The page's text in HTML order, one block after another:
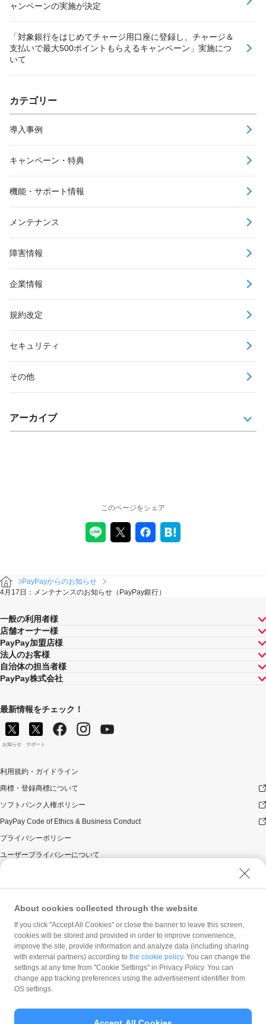
ャンペーンの実施が決定
「対象銀行をはじめてチャージ用口座に登録し、チャージ＆
支払いで最大500ポイントもらえるキャンペーン」実施につ
いて
カテゴリー
導入事例
キャンペーン・特典
機能・サポート情報
メンテナンス
障害情報
企業情報
規約改定
セキュリティ
その他
アーカイブ
このページをシェア
PayPayからのお知らせ
4月17日：メンテナンスのお知らせ（PayPay銀行）
一般の利用者様
店舗オーナー様
PayPay加盟店様
法人のお客様
自治体の担当者様
PayPay株式会社
最新情報をチェック！
お知らせ サポート
利用規約・ガイドライン
商標・登録商標について
ソフトバンク人権ポリシー
PayPay Code of Ethics & Business Conduct
プライバシーポリシー
ユーザープライバシーについて
ウェブサイト利用規約
反社会的勢力に対する方針
勧誘方針
マネロン等基本方針
カスタマーハラスメントに関する当社の考え方
About cookies collected through the website
If you click "Accept All Cookies" or close the banner to leave this screen,
cookies will be stored and provided in order to improve convenience,
improve the site, provide information and analyze data (including sharing
with external partners) according to the cookie policy. You can change the
settings at any time from "Cookie Settings" in Privacy Policy. You can
change app tracking preferences using the advertisement identifier from
OS settings.